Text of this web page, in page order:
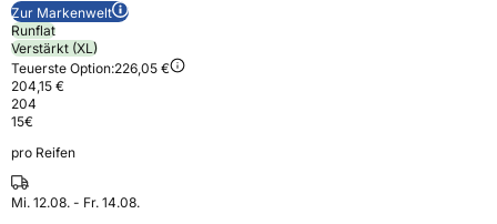
Zur Markenwelt
Runflat
Verstärkt (XL)
Teuerste Option:226,05 €
204,15 €
204
15€
pro Reifen
Mi. 12.08. - Fr. 14.08.